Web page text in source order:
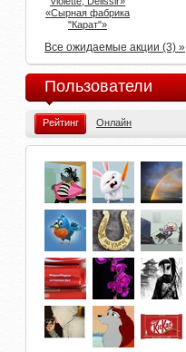
«Сырная фабрика
"Карат"»
Все ожидаемые акции (3) »
Пользователи
Рейтинг Онлайн